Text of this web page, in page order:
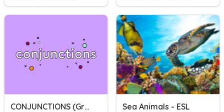
CONJUNCTIONS (grade 4 ESL) Sea Animals - ESL